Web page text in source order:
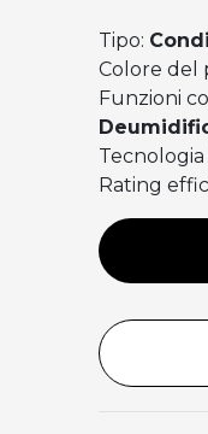
Tipo:
Colore del
Funzioni
Rating